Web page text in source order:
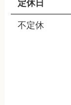
定休日
不定休